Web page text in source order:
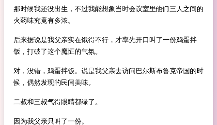
那时候我还没出生，不过我能想象当时会议室里他们三人之间的
火药味究竟有多浓。
后来据说是我父亲实在饿得不行，才率先开口叫了一份鸡蛋拌
饭，打破了这个魔怔的气氛。
对，没错，鸡蛋拌饭。说是我父亲去访问巴尔斯布鲁克帝国的时
候，偶然发现的民间美味。
二叔和三叔气得眼睛都绿了。
因为我父亲只叫了一份。